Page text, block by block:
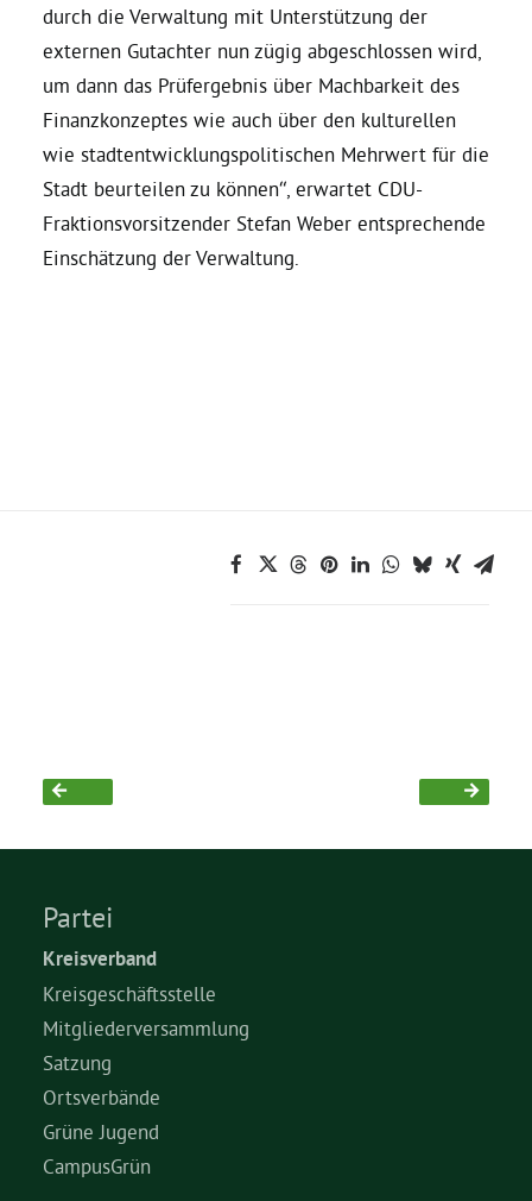
durch die Verwaltung mit Unterstützung der
externen Gutachter nun zügig abgeschlossen wird,
um dann das Prüfergebnis über Machbarkeit des
Finanzkonzeptes wie auch über den kulturellen
wie stadtentwicklungspolitischen Mehrwert für die
Stadt beurteilen zu können“, erwartet CDU-
Fraktionsvorsitzender Stefan Weber entsprechende
Einschätzung der Verwaltung.
Partei
Kreisverband
Kreisgeschäftsstelle
Mitgliederversammlung
Satzung
Ortsverbände
Grüne Jugend
CampusGrün